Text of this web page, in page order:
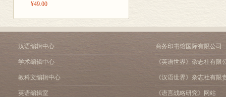
¥49.00
汉语编辑中心
学术编辑中心
教科文编辑中心
英语编辑室
商务印书馆国际有限公司
《英语世界》杂志社有限
《汉语世界》杂志社有限
《语言战略研究》网站